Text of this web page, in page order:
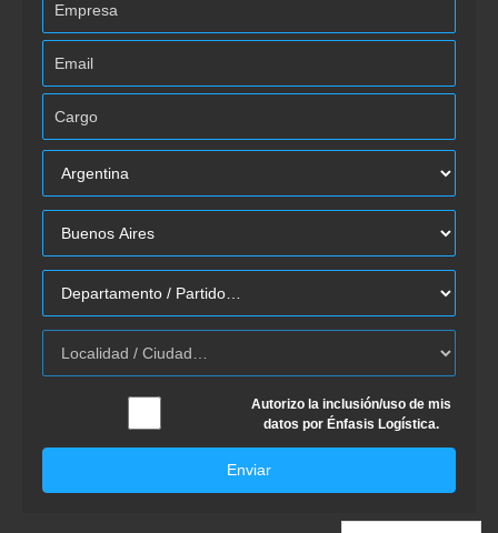
Autorizo la inclusión/uso de mis
datos por Énfasis Logística.
Enviar